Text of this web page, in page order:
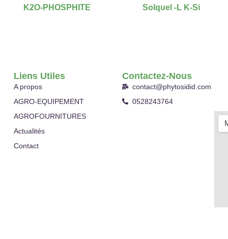
K2O-PHOSPHITE Solquel -L K-Si
Liens Utiles
A propos
AGRO-EQUIPEMENT
AGROFOURNITURES
Actualités
Contact
Contactez-Nous
contact@phytosidid.com
0528243764